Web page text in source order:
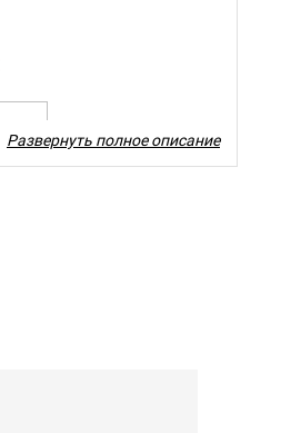
Развернуть полное описание